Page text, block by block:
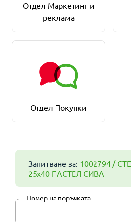
Отдел Маркетинг и
реклама
Отдел Покупки
Запитване за: 1002794 /
25х40 ПАСТЕЛ СИВА
Номер на поръчката